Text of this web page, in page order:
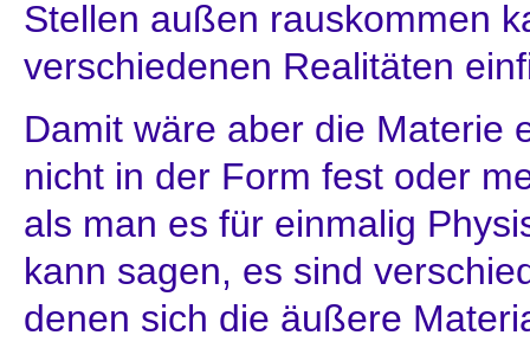
Stellen außen rauskommen
verschiedenen Realitäten
Damit wäre aber die Materie
nicht in der Form fest oder
als man es für einmalig
kann sagen, es sind
denen sich die äußere